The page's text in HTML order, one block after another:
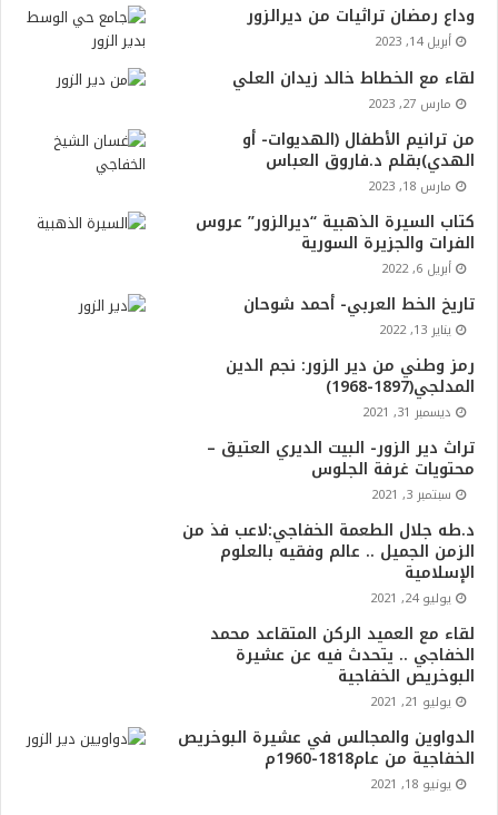
وداع رمضان تراثيات من ديرالزور
أبريل 14, 2023
لقاء مع الخطاط خالد زيدان العلي
مارس 27, 2023
من ترانيم الأطفال (الهديوات- أو
الهدي)بقلم د.فاروق العباس
مارس 18, 2023
كتاب السيرة الذهبية “ديرالزور” عروس
الفرات والجزيرة السورية
أبريل 6, 2022
تاريخ الخط العربي- أحمد شوحان
يناير 13, 2022
رمز وطني من دير الزور: نجم الدين
المدلجي(1897-1968)
ديسمبر 31, 2021
تراث دير الزور- البيت الديري العتيق –
محتويات غرفة الجلوس
سبتمبر 3, 2021
د.طه جلال الطعمة الخفاجي:لاعب فذ من
الزمن الجميل .. عالم وفقيه بالعلوم
الإسلامية
يوليو 24, 2021
لقاء مع العميد الركن المتقاعد محمد
الخفاجي .. يتحدث فيه عن عشيرة
البوخريص الخفاجية
يوليو 21, 2021
الدواوين والمجالس في عشيرة البوخريص
الخفاجية من عام1818-1960م
يونيو 18, 2021